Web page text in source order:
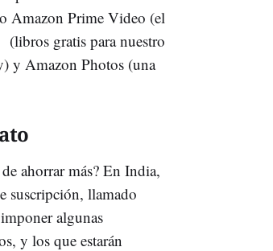
Amazon Prime Video (el
gratis para nuestro
y Amazon Photos (una
ahorrar más? En India,
suscripción, llamado
algunas
y los que estarán